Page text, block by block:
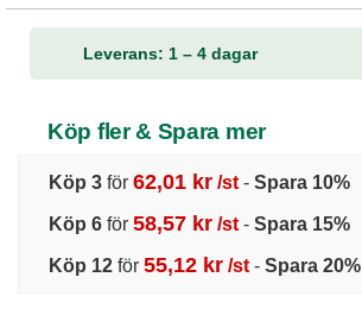
Leverans: 1 – 4 dagar
Köp fler & Spara mer
Köp 3 för 62,01 kr /st - Spara 10%
Köp 6 för 58,57 kr /st - Spara 15%
Köp 12 för 55,12 kr /st - Spara 20%